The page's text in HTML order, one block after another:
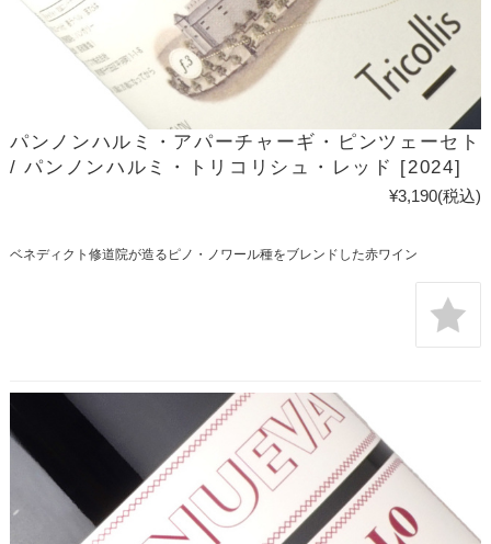
パンノンハルミ・アパーチャーギ・ピンツェーセト
/ パンノンハルミ・トリコリシュ・レッド [2024]
¥3,190(税込)
ベネディクト修道院が造るピノ・ノワール種をブレンドした赤ワイン